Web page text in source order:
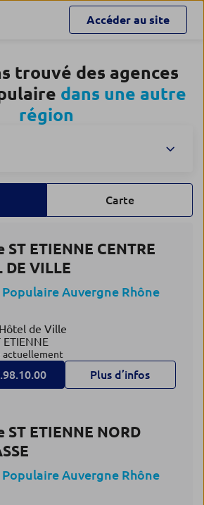
Accéder au site
trouvé des agences
dans une autre
région
Carte
ST ETIENNE CENTRE
DE VILLE
Auvergne Rhône
de Ville
actuellement
Plus d’infos
ST ETIENNE NORD
Auvergne Rhône